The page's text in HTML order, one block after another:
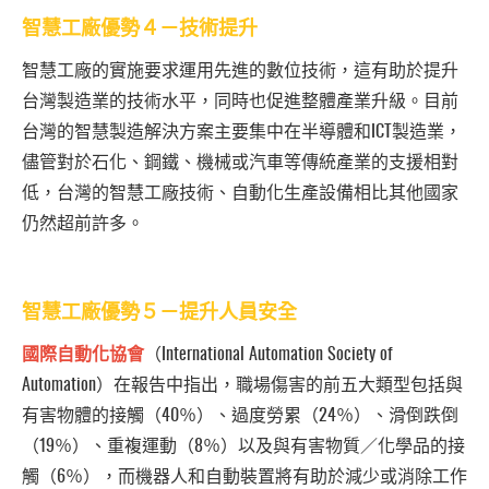
智慧工廠優勢４－技術提升
智慧工廠的實施要求運用先進的數位技術，這有助於提升
台灣製造業的技術水平，同時也促進整體產業升級。目前
台灣的智慧製造解決方案主要集中在半導體和ICT製造業，
儘管對於石化、鋼鐵、機械或汽車等傳統產業的支援相對
低，台灣的智慧工廠技術、自動化生產設備相比其他國家
仍然超前許多。
智慧工廠優勢５－提升人員安全
國際自動化協會（International Automation Society of
Automation）在報告中指出，職場傷害的前五大類型包括與
有害物體的接觸（40％）、過度勞累（24％）、滑倒跌倒
（19％）、重複運動（8％）以及與有害物質／化學品的接
觸（6％），而機器人和自動裝置將有助於減少或消除工作